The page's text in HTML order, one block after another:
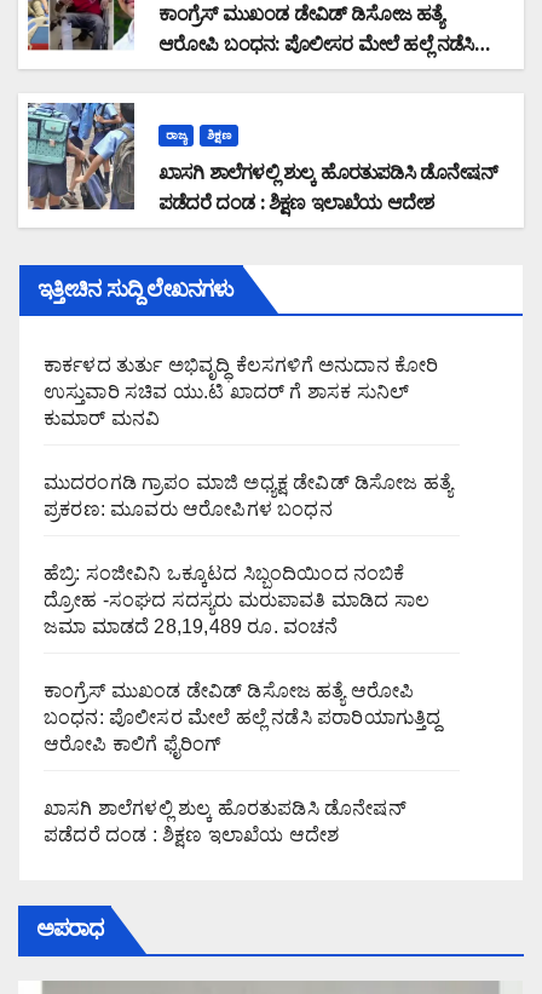
ಕಾಂಗ್ರೆಸ್ ಮುಖಂಡ ಡೇವಿಡ್ ಡಿಸೋಜ ಹತ್ಯೆ
ಆರೋಪಿ ಬಂಧನ: ಪೊಲೀಸರ ಮೇಲೆ ಹಲ್ಲೆ ನಡೆಸಿ
ಪರಾರಿಯಾಗುತ್ತಿದ್ದ ಆರೋಪಿ ಕಾಲಿಗೆ ಫೈರಿಂಗ್
ರಾಜ್ಯ ಶಿಕ್ಷಣ
ಖಾಸಗಿ ಶಾಲೆಗಳಲ್ಲಿ ಶುಲ್ಕ ಹೊರತುಪಡಿಸಿ ಡೊನೇಷನ್
ಪಡೆದರೆ ದಂಡ : ಶಿಕ್ಷಣ ಇಲಾಖೆಯ ಆದೇಶ
ಇತ್ತೀಚಿನ ಸುದ್ದಿ ಲೇಖನಗಳು
ಕಾರ್ಕಳದ ತುರ್ತು ಅಭಿವೃದ್ಧಿ ಕೆಲಸಗಳಿಗೆ ಅನುದಾನ ಕೋರಿ
ಉಸ್ತುವಾರಿ ಸಚಿವ ಯು.ಟಿ ಖಾದರ್ ಗೆ ಶಾಸಕ ಸುನಿಲ್‌
ಕುಮಾರ್‌ ಮನವಿ
ಮುದರಂಗಡಿ ಗ್ರಾಪಂ ಮಾಜಿ ಅಧ್ಯಕ್ಷ ಡೇವಿಡ್ ಡಿಸೋಜ ಹತ್ಯೆ
ಪ್ರಕರಣ: ಮೂವರು ಆರೋಪಿಗಳ ಬಂಧನ
ಹೆಬ್ರಿ: ಸಂಜೀವಿನಿ ಒಕ್ಕೂಟದ ಸಿಬ್ಬಂದಿಯಿಂದ ನಂಬಿಕೆ
ದ್ರೋಹ -ಸಂಘದ ಸದಸ್ಯರು ಮರುಪಾವತಿ ಮಾಡಿದ ಸಾಲ
ಜಮಾ ಮಾಡದೆ 28,19,489 ರೂ. ವಂಚನೆ
ಕಾಂಗ್ರೆಸ್ ಮುಖಂಡ ಡೇವಿಡ್ ಡಿಸೋಜ ಹತ್ಯೆ ಆರೋಪಿ
ಬಂಧನ: ಪೊಲೀಸರ ಮೇಲೆ ಹಲ್ಲೆ ನಡೆಸಿ ಪರಾರಿಯಾಗುತ್ತಿದ್ದ
ಆರೋಪಿ ಕಾಲಿಗೆ ಫೈರಿಂಗ್
ಖಾಸಗಿ ಶಾಲೆಗಳಲ್ಲಿ ಶುಲ್ಕ ಹೊರತುಪಡಿಸಿ ಡೊನೇಷನ್
ಪಡೆದರೆ ದಂಡ : ಶಿಕ್ಷಣ ಇಲಾಖೆಯ ಆದೇಶ
ಅಪರಾಧ